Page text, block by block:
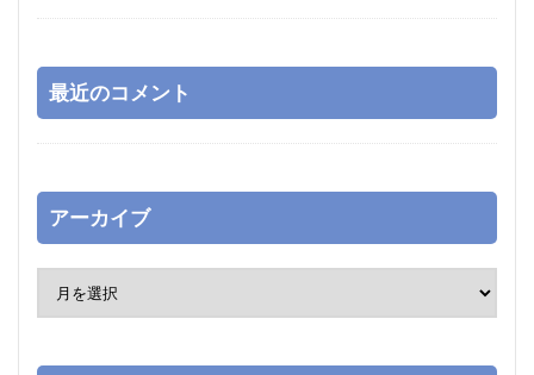
最近のコメント
アーカイブ